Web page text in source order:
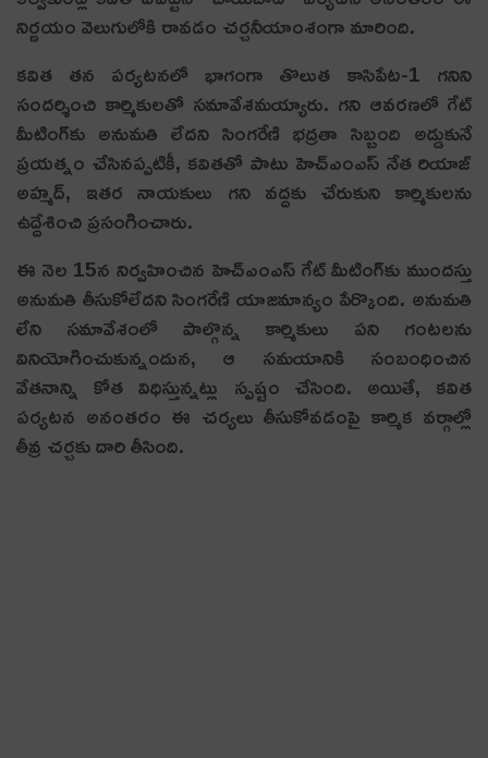
నిర్ణయం వెలుగులోకి రావడం చర్చనీయాంశంగా మారింది.
కవిత తన పర్యటనలో భాగంగా తొలుత కాసిపేట-1 గనిని
సందర్శించి కార్మికులతో సమావేశమయ్యారు. గని ఆవరణలో గేట్
మీటింగ్‌కు అనుమతి లేదని సింగరేణి భద్రతా సిబ్బంది అడ్డుకునే
ప్రయత్నం చేసినప్పటికీ, కవితతో పాటు హెచ్ఎంఎస్ నేత రియాజ్
అహ్మద్, ఇతర నాయకులు గని వద్దకు చేరుకుని కార్మికులను
ఉద్దేశించి ప్రసంగించారు.
ఈ నెల 15న నిర్వహించిన హెచ్ఎంఎస్ గేట్ మీటింగ్‌కు ముందస్తు
అనుమతి తీసుకోలేదని సింగరేణి యాజమాన్యం పేర్కొంది. అనుమతి
లేని సమావేశంలో పాల్గొన్న కార్మికులు పని గంటలను
వినియోగించుకున్నందున, ఆ సమయానికి సంబంధించిన
వేతనాన్ని కోత విధిస్తున్నట్లు స్పష్టం చేసింది. అయితే, కవిత
పర్యటన అనంతరం ఈ చర్యలు తీసుకోవడంపై కార్మిక వ‌ర్గాల్లో
తీవ్ర చ‌ర్చ‌కు దారి తీసింది.